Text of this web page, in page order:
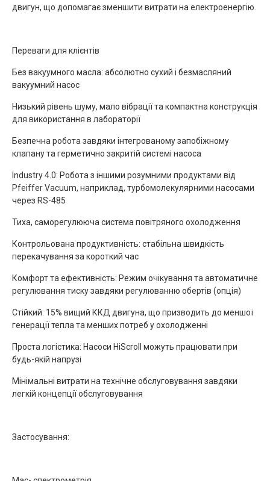
двигун, що допомагає зменшити витрати на електроенергію.
Переваги для клієнтів
Без вакуумного масла: абсолютно сухий і безмасляний
вакуумний насос
Низький рівень шуму, мало вібрації та компактна конструкція
для використання в лабораторії
Безпечна робота завдяки інтегрованому запобіжному
клапану та герметично закритій системі насоса
Industry 4.0: Робота з іншими розумними продуктами від
Pfeiffer Vacuum, наприклад, турбомолекулярними насосами
через RS-485
Тиха, саморегулююча система повітряного охолодження
Контрольована продуктивність: стабільна швидкість
перекачування за короткий час
Комфорт та ефективність: Режим очікування та автоматичне
регулювання тиску завдяки регулюванню обертів (опція)
Стійкий: 15% вищий ККД двигуна, що призводить до меншої
генерації тепла та менших потреб у охолодженні
Проста логістика: Насоси HiScroll можуть працювати при
будь-якій напрузі
Мінімальні витрати на технічне обслуговування завдяки
легкій концепції обслуговування
Застосування: